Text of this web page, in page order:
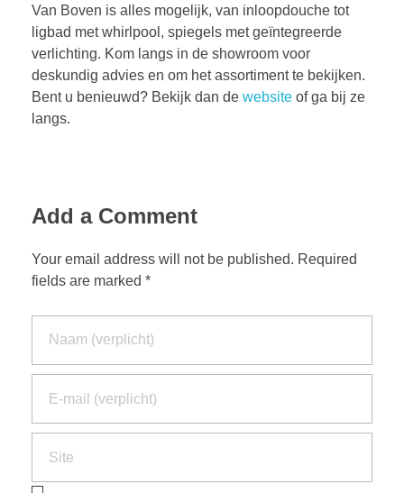
Van Boven is alles mogelijk, van inloopdouche tot
ligbad met whirlpool, spiegels met geïntegreerde
verlichting. Kom langs in de showroom voor
deskundig advies en om het assortiment te bekijken.
Bent u benieuwd? Bekijk dan de website of ga bij ze
langs.
Add a Comment
Your email address will not be published. Required
fields are marked *